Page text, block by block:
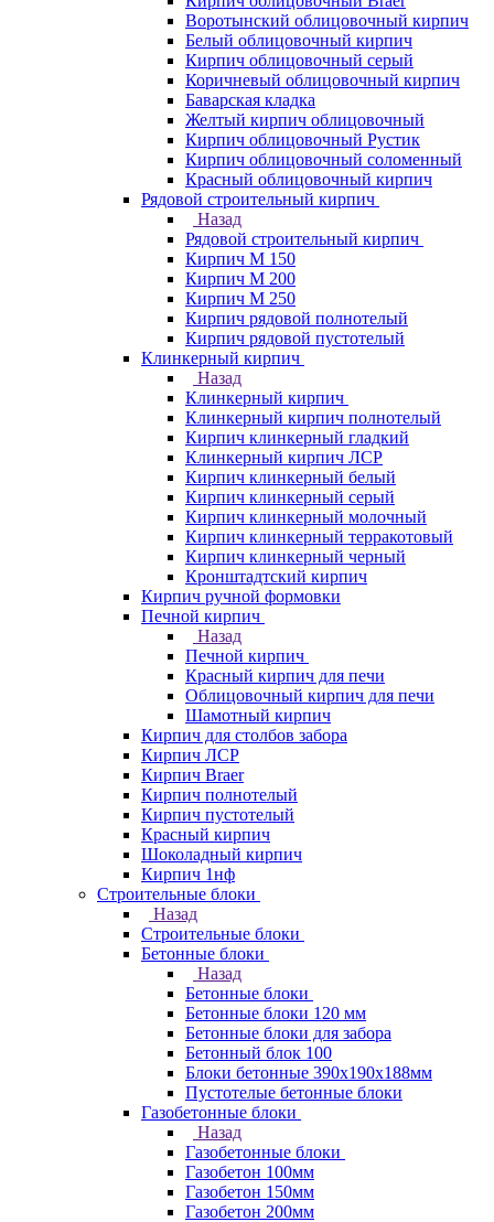
Воротынский облицовочный кирпич
Белый облицовочный кирпич
Кирпич облицовочный серый
Коричневый облицовочный кирпич
Баварская кладка
Желтый кирпич облицовочный
Кирпич облицовочный Рустик
Кирпич облицовочный соломенный
Красный облицовочный кирпич
Рядовой строительный кирпич
Назад
Рядовой строительный кирпич
Кирпич М 150
Кирпич М 200
Кирпич М 250
Кирпич рядовой полнотелый
Кирпич рядовой пустотелый
Клинкерный кирпич
Назад
Клинкерный кирпич
Клинкерный кирпич полнотелый
Кирпич клинкерный гладкий
Клинкерный кирпич ЛСР
Кирпич клинкерный белый
Кирпич клинкерный серый
Кирпич клинкерный молочный
Кирпич клинкерный терракотовый
Кирпич клинкерный черный
Кронштадтский кирпич
Кирпич ручной формовки
Печной кирпич
Назад
Печной кирпич
Красный кирпич для печи
Облицовочный кирпич для печи
Шамотный кирпич
Кирпич для столбов забора
Кирпич ЛСР
Кирпич Braer
Кирпич полнотелый
Кирпич пустотелый
Красный кирпич
Шоколадный кирпич
Кирпич 1нф
Строительные блоки
Назад
Строительные блоки
Бетонные блоки
Назад
Бетонные блоки
Бетонные блоки 120 мм
Бетонные блоки для забора
Бетонный блок 100
Блоки бетонные 390х190х188мм
Пустотелые бетонные блоки
Газобетонные блоки
Назад
Газобетонные блоки
Газобетон 100мм
Газобетон 150мм
Газобетон 200мм